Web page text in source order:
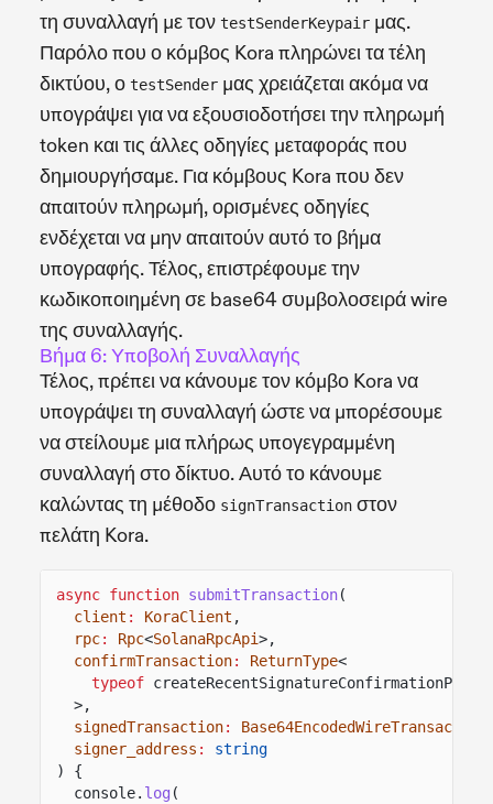
τη συναλλαγή με τον testSenderKeypair μας.
Παρόλο που ο κόμβος Kora πληρώνει τα τέλη
δικτύου, ο testSender μας χρειάζεται ακόμα να
υπογράψει για να εξουσιοδοτήσει την πληρωμή
token και τις άλλες οδηγίες μεταφοράς που
δημιουργήσαμε. Για κόμβους Kora που δεν
απαιτούν πληρωμή, ορισμένες οδηγίες
ενδέχεται να μην απαιτούν αυτό το βήμα
υπογραφής. Τέλος, επιστρέφουμε την
κωδικοποιημένη σε base64 συμβολοσειρά wire
της συναλλαγής.
Βήμα 6: Υποβολή Συναλλαγής
Τέλος, πρέπει να κάνουμε τον κόμβο Kora να
υπογράψει τη συναλλαγή ώστε να μπορέσουμε
να στείλουμε μια πλήρως υπογεγραμμένη
συναλλαγή στο δίκτυο. Αυτό το κάνουμε
καλώντας τη μέθοδο signTransaction στον
πελάτη Kora.
async function submitTransaction(
client : KoraClient ,
rpc: Rpc<SolanaRpcApi>,
confirmTransaction: ReturnType<
typeof
>,
signedTransaction: Base64EncodedWireTransaction
signer_address :
string
) {
console. log (